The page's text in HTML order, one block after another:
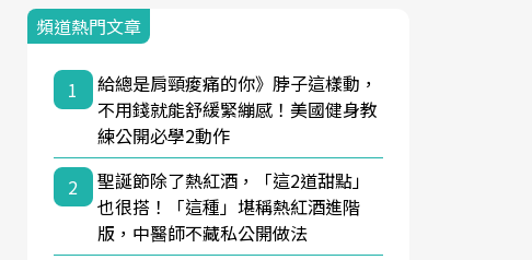
頻道熱門文章
1
給總是肩頸痠痛的你》脖子這樣動，
不用錢就能舒緩緊繃感！美國健身教
練公開必學2動作
2
聖誕節除了熱紅酒，「這2道甜點」
也很搭！「這種」堪稱熱紅酒進階
版，中醫師不藏私公開做法